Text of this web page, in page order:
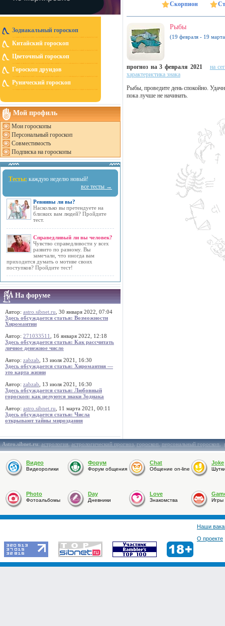
Зодиакальный гороскоп
Китайский гороскоп
Цветочный гороскоп
Гороскоп друидов
Рунический гороскоп
Мой профиль
Мои гороскопы
Персональный гороскоп
Совместимость
Подписка на гороскопы
Тесты: каждую неделю новый!
все тесты →
Ревнивы ли вы?
Насколько вы претендуете на
близких вам людей? Пройдите
тест.
Справедливый ли вы человек?
Чувство справедливости у всех
развито по разному. Вы
замечали, что иногда вам
приходится думать о мотиве своих
поступков? Пройдите тест!
На форуме
Автор: astro.sibnet.ru , 30 января 2022, 07:04
Здесь обсуждается статья: Возможности
Хиромантии
Автор: 271033511
, 16 января 2022, 12:18
Здесь обсуждается статья: Как рассчитать
личное денежное число
Автор: zabzab , 13 июля 2021, 16:30
Здесь обсуждается статья: Хиромантия —
это карта жизни
Автор: zabzab , 13 июля 2021, 16:30
Здесь обсуждается статья: Любовный
гороскоп: как целуются знаки Зодиака
Автор: astro.sibnet.ru , 11 марта 2021, 00:11
Здесь обсуждается статья: Числа
открывают тайны мироздания
Скорпион
Рыбы
(19 февраля - 19
прогноз на 3 февраля 2021
на
характеристика знака
Рыбы, проведите день спокойно.
пока лучше не начинать.
Astro.sibnet.ru:астрология,астрологический прогноз,гороскоп,персональный гороскоп,
Видео
Видеоролики
Форум
Форум общения
Chat
Общение on-line
Joke
Photo
Фотоальбомы
Day
Дневники
Love
Знакомства Игры
Наши
О проекте